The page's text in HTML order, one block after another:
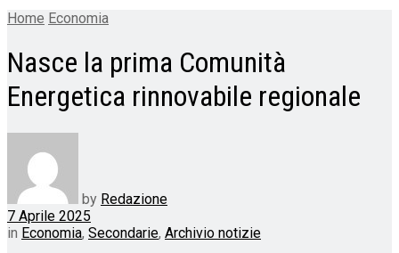
Home Economia
Nasce la prima Comunità
Energetica rinnovabile regionale
by Redazione
7 Aprile 2025
in Economia, Secondarie, Archivio notizie